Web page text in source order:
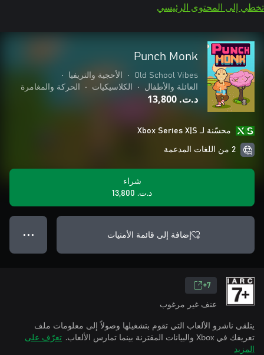
تخطي إلى المحتوى الرئيسي
Punch Monk
Old School Vibes
• الأحجية والتريفيا
•
العائلة والأطفال
• الكلاسيكيات • الحركة والمغامرة
د.ت.‏ 13,800
محسّنة لـ Xbox Series X|S
2 من اللغات المدعمة
شراء
د.ت.‏ 13,800
إضافة إلى قائمة الأمنيات ● ● ●
7+
عنف غير مرغوب
يتلقى ناشرو الألعاب التي تقوم بتشغيلها وصولاً إلى معلومات ملف
تعريفك في Xbox والبيانات المقترنة بينما تمارس الألعاب.
تعرّف على
المزيد